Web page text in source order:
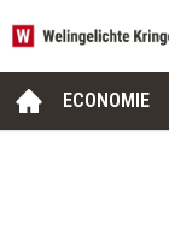
ECONOMIE